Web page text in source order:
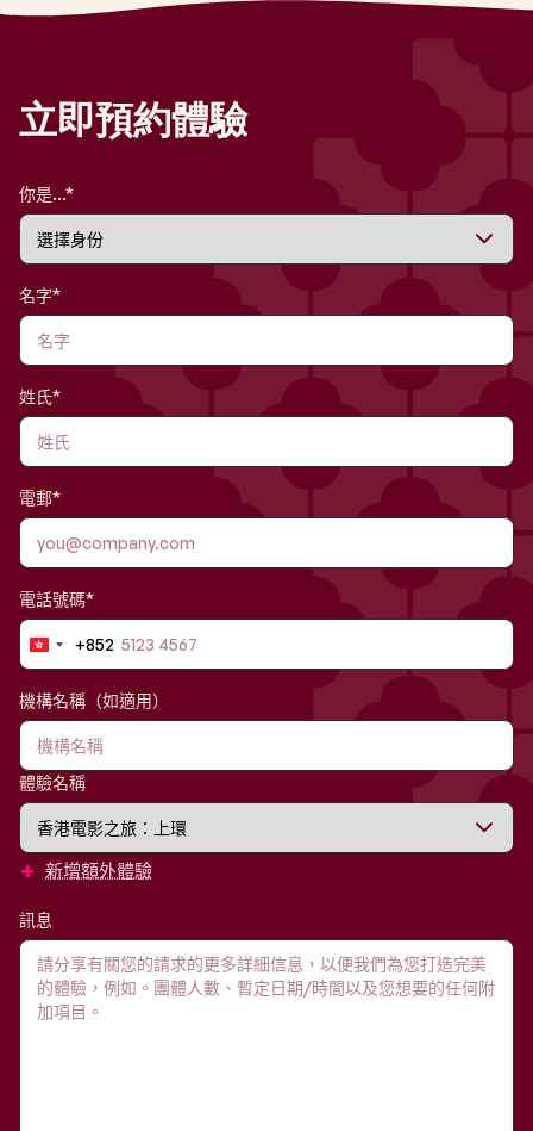
立即預約體驗
你是...*
名字*
姓氏*
電郵*
電話號碼*
Hong
Kong
SAR
China
+852
+852
機構名稱（如適用）
體驗名稱
+ 新增額外體驗
訊息